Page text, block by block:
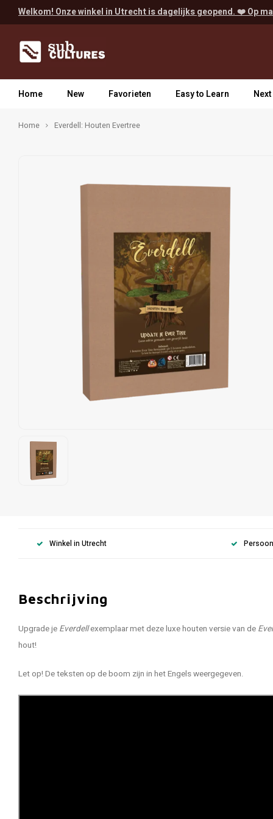
Welkom! Onze winkel in Utrecht is dagelijks geopend. ❤️ Op
Home New Favorieten Easy to Learn
Home Everdell: Houten Evertree
Winkel in Utrecht
Beschrijving
Upgrade je Everdellexemplaar met deze luxe houten versie van de
hout!
Let op! De teksten op de boom zijn in het Engels weergegeven.